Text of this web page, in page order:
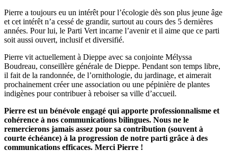
Pierre a toujours eu un intérêt pour l’écologie dès son plus jeune âge
et cet intérêt n’a cessé de grandir, surtout au cours des 5 dernières
années. Pour lui, le Parti Vert incarne l’avenir et il aime que ce parti
soit aussi ouvert, inclusif et diversifié.
Pierre vit actuellement à Dieppe avec sa conjointe Mélyssa
Boudreau, conseillère générale de Dieppe. Pendant son temps libre,
il fait de la randonnée, de l’ornithologie, du jardinage, et aimerait
prochainement créer une association ou une pépinière de plantes
indigènes pour contribuer à reboiser sa ville d’accueil.
Pierre est un bénévole engagé qui apporte professionnalisme et
cohérence à nos communications bilingues. Nous ne le
remercierons jamais assez pour sa contribution (souvent à
courte échéance) à la progression de notre parti grâce à des
communications efficaces. Merci Pierre !